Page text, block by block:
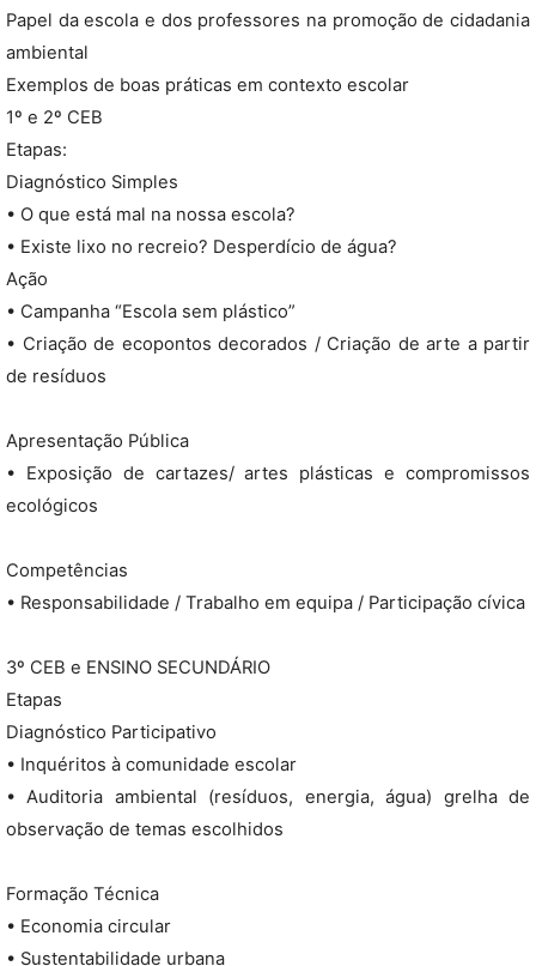
Papel da escola e dos professores na promoção de cidadania
ambiental
Exemplos de boas práticas em contexto escolar
1º e 2º CEB
Etapas:
Diagnóstico Simples
• O que está mal na nossa escola?
• Existe lixo no recreio? Desperdício de água?
Ação
• Campanha “Escola sem plástico”
• Criação de ecopontos decorados / Criação de arte a partir
de resíduos
Apresentação Pública
• Exposição de cartazes/ artes plásticas e compromissos
ecológicos
Competências
• Responsabilidade / Trabalho em equipa / Participação cívica
3º CEB e ENSINO SECUNDÁRIO
Etapas
Diagnóstico Participativo
• Inquéritos à comunidade escolar
• Auditoria ambiental (resíduos, energia, água) grelha de
observação de temas escolhidos
Formação Técnica
• Economia circular
• Sustentabilidade urbana